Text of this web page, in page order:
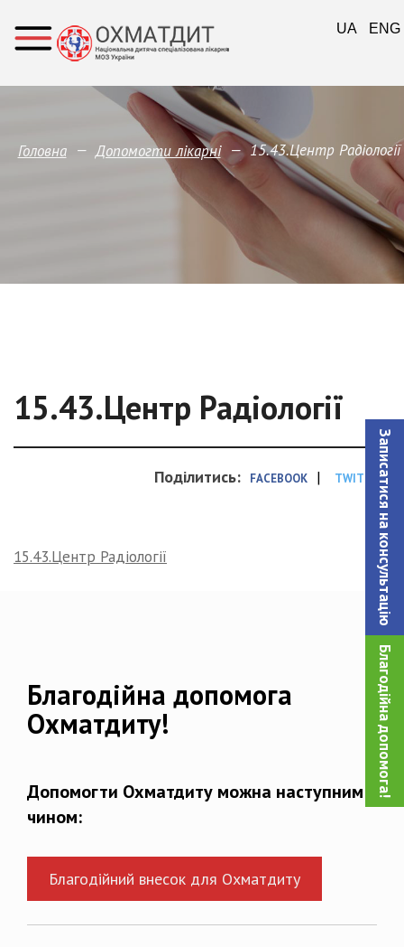
Записатися на консультацiю
Благодійна допомога!
Головна — Допомогти лікарні — 15.43.Центр Радіології
15.43.Центр Радіології
Поділитись: FACEBOOK | TWITTER
15.43.Центр Радіології
Благодійна допомога
Охматдиту!
Допомогти Охматдиту можна наступним
чином:
Благодійний внесок для Охматдиту
UA ENG